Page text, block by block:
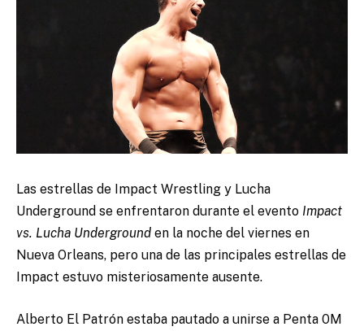
Las estrellas de Impact Wrestling y Lucha
Underground se enfrentaron durante el evento Impact
vs. Lucha Underground en la noche del viernes en
Nueva Orleans, pero una de las principales estrellas de
Impact estuvo misteriosamente ausente.
Alberto El Patrón estaba pautado a unirse a Penta 0M